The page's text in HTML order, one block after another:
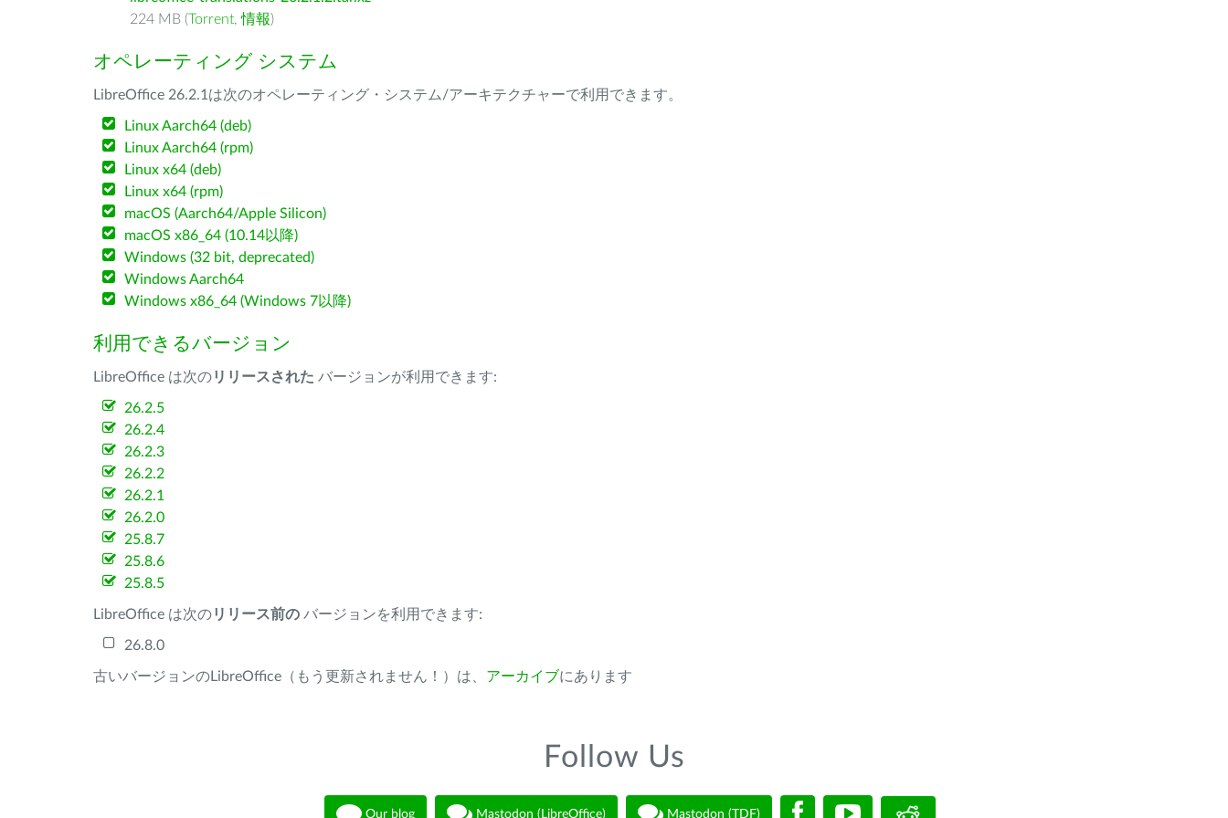
224 MB (Torrent,情報)
オペレーティング システム
LibreOffice 26.2.1は次のオペレーティング・システム/アーキテクチャーで利用できます。
Linux Aarch64 (deb)
Linux Aarch64 (rpm)
Linux x64 (deb)
Linux x64 (rpm)
macOS (Aarch64/Apple Silicon)
macOS x86_64 (10.14以降)
Windows (32 bit, deprecated)
Windows Aarch64
Windows x86_64 (Windows 7以降)
利用できるバージョン
LibreOffice は次のリリースされた バージョンが利用できます:
26.2.5
26.2.4
26.2.3
26.2.2
26.2.1
26.2.0
25.8.7
25.8.6
25.8.5
LibreOffice は次のリリース前の バージョンを利用できます:
26.8.0
古いバージョンのLibreOffice（もう更新されません！）は、 アーカイブにあります
Follow Us
Our blog Mastodon (LibreOffice) Mastodon (TDF)